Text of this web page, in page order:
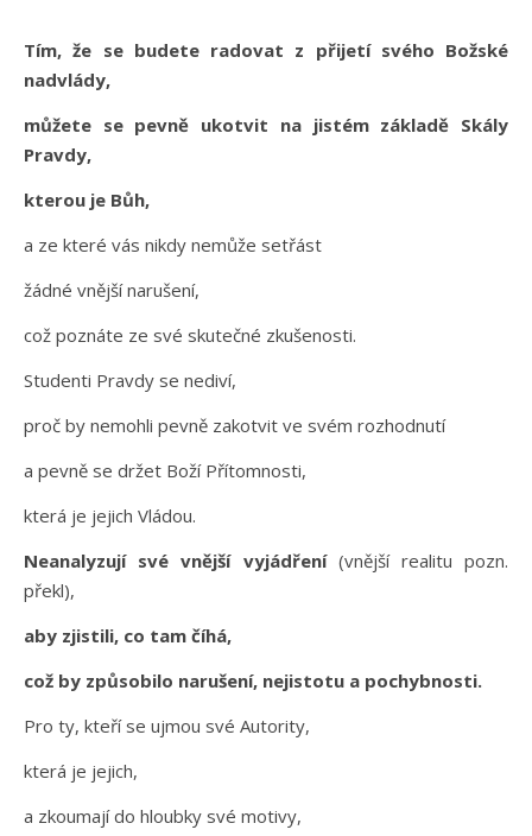
Tím, že se budete radovat z přijetí svého Božské
nadvlády,
můžete se pevně ukotvit na jistém základě Skály
Pravdy,
kterou je Bůh,
a ze které vás nikdy nemůže setřást
žádné vnější narušení,
což poznáte ze své skutečné zkušenosti.
Studenti Pravdy se nediví,
proč by nemohli pevně zakotvit ve svém rozhodnutí
a pevně se držet Boží Přítomnosti,
která je jejich Vládou.
Neanalyzují své vnější vyjádření(vnější realitu pozn.
překl),
aby zjistili, co tam číhá,
což by způsobilo narušení, nejistotu a pochybnosti.
Pro ty, kteří se ujmou své Autority,
která je jejich,
a zkoumají do hloubky své motivy,